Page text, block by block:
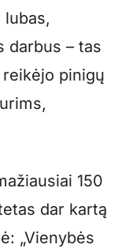
darbus – tas
pinigų
150
dar kartą
„Vienybės